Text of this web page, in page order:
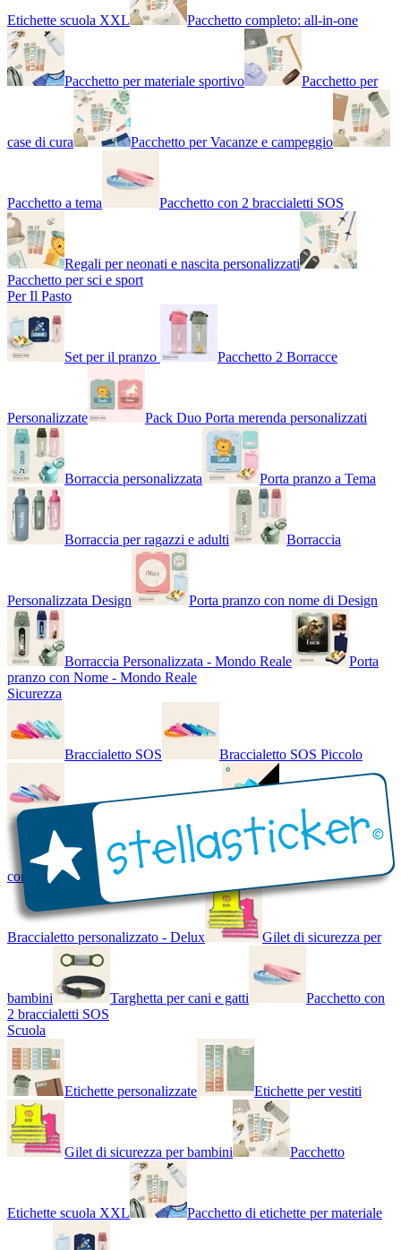
Etichette scuola XXL Pacchetto completo: all-in-one
Pacchetto per materiale sportivo Pacchetto per
case di cura Pacchetto per Vacanze e campeggio
Pacchetto a tema Pacchetto con 2 braccialetti SOS
Regali per neonati e nascita personalizzati
Pacchetto per sci e sport
Per Il Pasto
Set per il pranzo Pacchetto 2 Borracce
Personalizzate Pack Duo Porta merenda personalizzati
Borraccia personalizzata Porta pranzo a Tema
Borraccia per ragazzi e adulti Borraccia
Personalizzata Design Porta pranzo con nome di Design
Borraccia Personalizzata - Mondo Reale
Porta
pranzo con Nome - Mondo Reale
Sicurezza
Braccialetto SOS Braccialetto SOS Piccolo
Braccialetto SOS - Bicolore Braccialetto SOS
con Nome - Luminoso
Braccialetto personalizzato - Delux Gilet di sicurezza per
bambini Targhetta per cani e gatti
Pacchetto con
2 braccialetti SOS
Scuola
Etichette personalizzate Etichette per vestiti
Gilet di sicurezza per bambini Pacchetto
Etichette scuola XXL Pacchetto di etichette per materiale